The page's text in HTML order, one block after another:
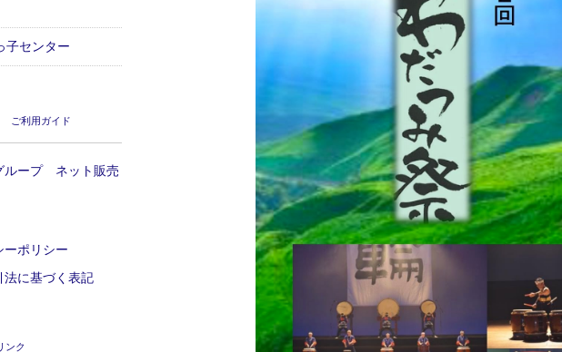
子センター
ご利用ガイド
ループ ネット販売
ーポリシー
法に基づく表記
ンク